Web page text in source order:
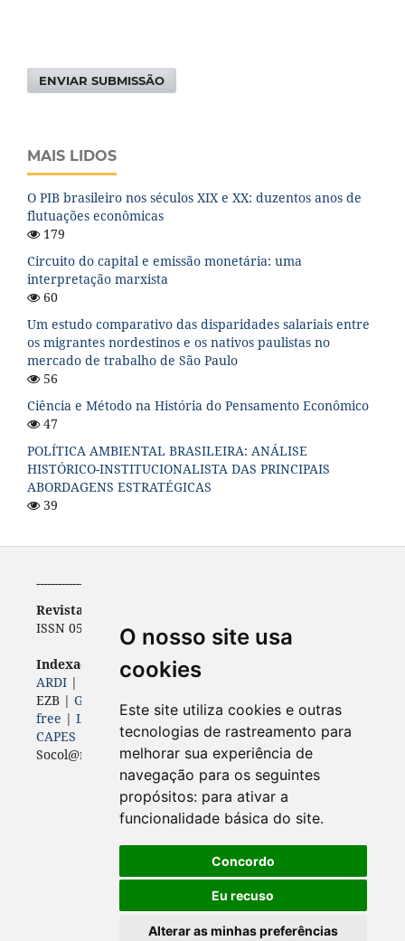
O nosso site usa
cookies
Este site utiliza cookies e outras
tecnologias de rastreamento para
melhorar sua experiência de
navegação para os seguintes
propósitos: para ativar a
funcionalidade básica do site.
Concordo
Eu recuso
Alterar as minhas preferências
ENVIAR SUBMISSÃO
MAIS LIDOS
O PIB brasileiro nos séculos XIX e XX: duzentos anos de
flutuações econômicas
179
Circuito do capital e emissão monetária: uma
interpretação marxista
60
Um estudo comparativo das disparidades salariais entre
os migrantes nordestinos e os nativos paulistas no
mercado de trabalho de São Paulo
56
Ciência e Método na História do Pensamento Econômico
47
POLÍTICA AMBIENTAL BRASILEIRA: ANÁLISE
HISTÓRICO-INSTITUCIONALISTA DAS PRINCIPAIS
ABORDAGENS ESTRATÉGICAS
39
-----------------------------------------------------------
Revista de Economia
ISSN 0556-5782 | e-ISSN 2316-9397
Indexadores (Bases, diretórios e portais)
ARDI| |Diadorim|Dimensions
EZB | Genamics
free | Latindex|LivRe |OAJI| Open Air |Periódicos
CAPES
ROAD|Sherpa Romeo|
Socol@r |
Sumários|World Wide Science